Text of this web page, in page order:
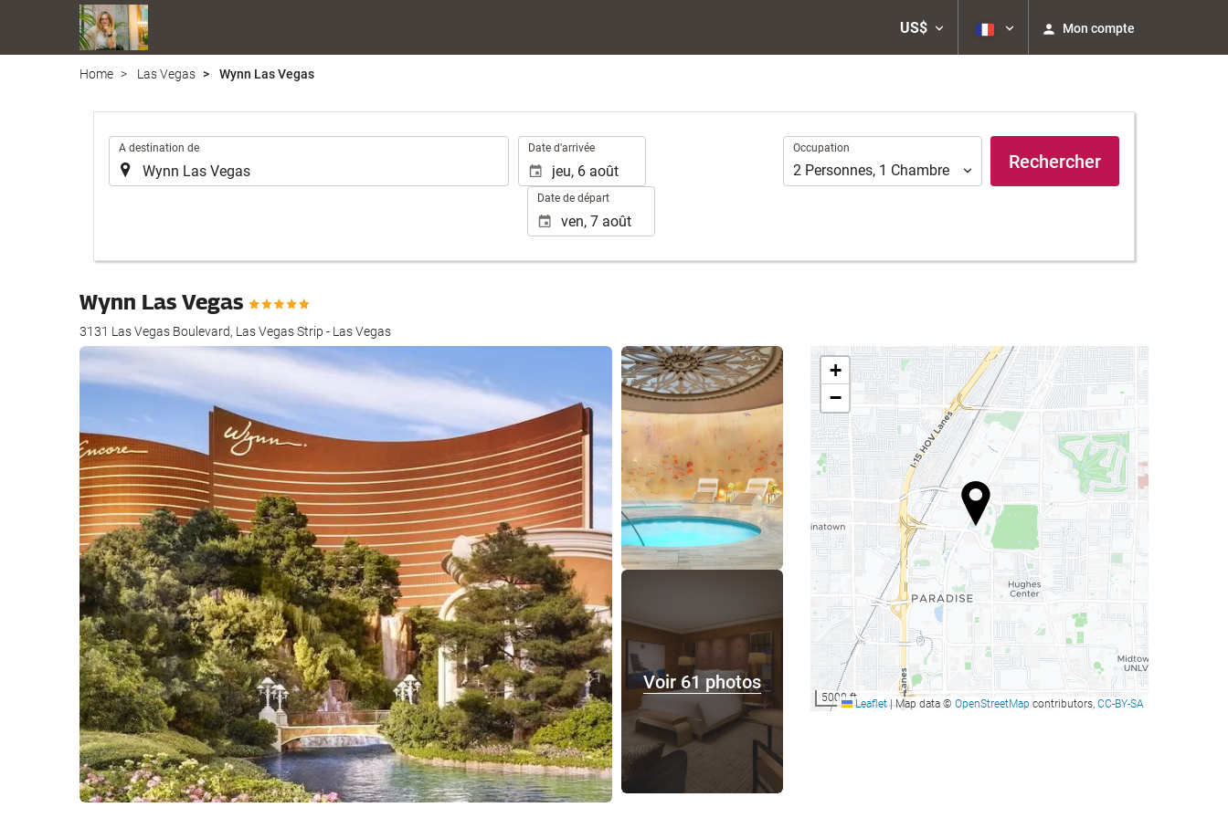
US$ Mon compte
Home Las Vegas Wynn Las Vegas
A destination de Date d'arrivée
Date de départ
Occupation
Occupation
2 Personnes, 1 Chambre Rechercher
Wynn Las Vegas
3131 Las Vegas Boulevard, Las Vegas Strip - Las Vegas
Voir 61 photos
Voir 61 photos
+
−
5000 ftLeaflet |Map data © OpenStreetMap contributors, CC-BY-SA